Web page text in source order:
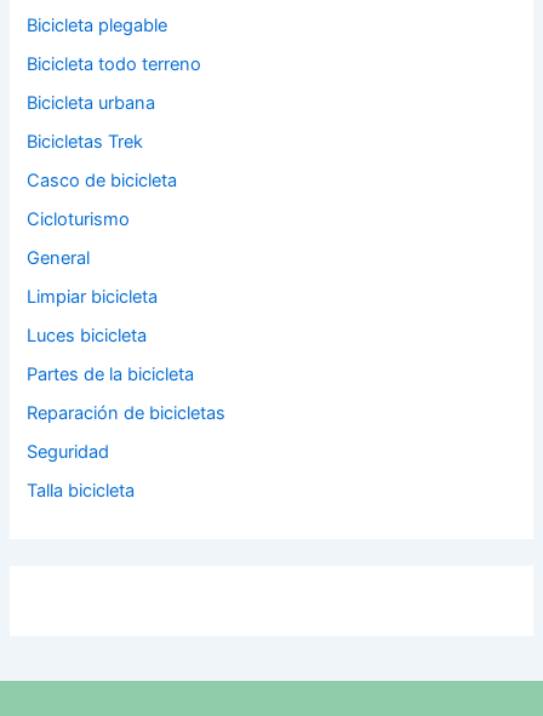
Bicicleta plegable
Bicicleta todo terreno
Bicicleta urbana
Bicicletas Trek
Casco de bicicleta
Cicloturismo
General
Limpiar bicicleta
Luces bicicleta
Partes de la bicicleta
Reparación de bicicletas
Seguridad
Talla bicicleta